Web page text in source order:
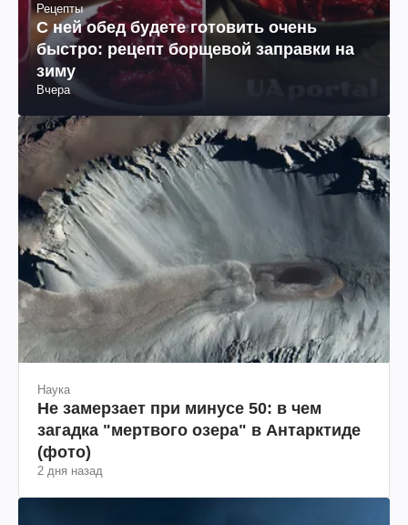
Рецепты
С ней обед будете готовить очень
быстро: рецепт борщевой заправки на
зиму
Вчера
Наука
Не замерзает при минусе 50: в чем
загадка "мертвого озера" в Антарктиде
(фото)
2 дня назад